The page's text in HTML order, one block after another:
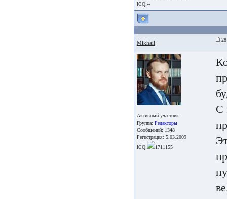
ICQ:--
Mikhail 28
Активный участник
Группа: Редакторы
Сообщений: 1348
Регистрация: 5.03.2009
ICQ:
1711155
С